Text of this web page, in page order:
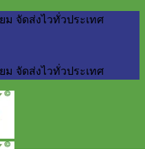
ม จัดส่งไวทั่วประเทศ
ม จัดส่งไวทั่วประเทศ